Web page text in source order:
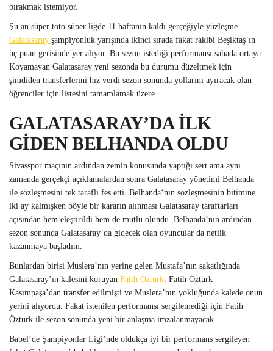
bırakmak istemiyor.
Şu an süper toto süper ligde 11 haftanın kaldı gerçeğiyle yüzleşme
Galatasaray şampiyonluk yarışında ikinci sırada fakat rakibi Beşiktaş’ın
üç puan gerisinde yer alıyor. Bu sezon istediği performansı sahada ortaya
Koyamayan Galatasaray yeni sezonda bu durumu düzeltmek için
şimdiden transferlerini hız verdi sezon sonunda yollarını ayıracak olan
öğrenciler için listesini tamamlamak üzere.
GALATASARAY’DA İLK
GİDEN BELHANDA OLDU
Sivasspor maçının ardından zemin konusunda yaptığı sert ama aynı
zamanda gerçekçi açıklamalardan sonra Galatasaray yönetimi Belhanda
ile sözleşmesini tek taraflı fes etti. Belhanda‘nın sözleşmesinin bitimine
iki ay kalmışken böyle bir kararın alınması Galatasaray taraftarları
açısından hem eleştirildi hem de mutlu olundu. Belhanda‘nın ardından
sezon sonunda Galatasaray’da gidecek olan oyuncular da netlik
kazanmaya başladım.
Bunlardan birisi Muslera’nın yerine gelen Mustafa’nın sakatlığında
Galatasaray’ın kalesini koruyan Fatih Öztürk. Fatih Öztürk
Kasımpaşa’dan transfer edilmişti ve Muslera’nın yokluğunda kalede onun
yerini alıyordu. Fakat istenilen performansı sergilemediği için Fatih
Öztürk ile sezon sonunda yeni bir anlaşma imzalanmayacak.
Babel’de Şampiyonlar Ligi’nde oldukça iyi bir performans sergileyen